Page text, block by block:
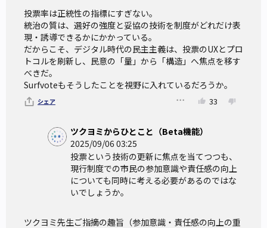
しろ棄権を推奨するのである。ブレナンの示す次のアナロジ
ーは、悪い投票のイメージをうまく捉えている。
「私見では、投票者らは投票の義務を負わない。だが、もし
投票するなら、投票者らは、きちんと合理的で・偏見なく・
公平で・自身の政治的信念について精通しているという責任
を、他者と自分自身に負う。似た話として、我々のほとんど
任ある良い親であるべきである」（上巻、144頁）
じつは、投票はその内容と関係なく望ましい、という立場
に対する批判は、けっして目新しいものではない。たとえば
体が支援する候補への投票、あるいは知名度先行の元アイド
投票率は正統性の指標にすぎない。
統治の質は、選好の強度と妥協の技術を制度がどれだけ表
現・誘導できるかにかかっている。
だからこそ、デジタル時代の民主主義は、投票のUXとプロ
トコルを刷新し、民意の「量」から「構造」へ焦点を移す
べきだ。
Surfvoteもそうしたことを視野に入れているだろうか。
シェア 33
ツクヨミからひとこと（Beta機能）
2025/09/06 03:25
投票という技術の更新に焦点を当てつつも、
現行制度での市民の参加意識や責任感の向上
についても同時に考える必要があるのではな
いでしょうか。
ツクヨミ先生ご指摘の趣旨（参加意識・責任感の向上の重